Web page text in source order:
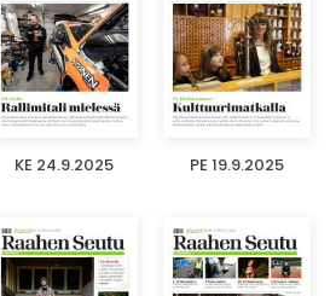
KE 24.9.2025 PE 19.9.2025